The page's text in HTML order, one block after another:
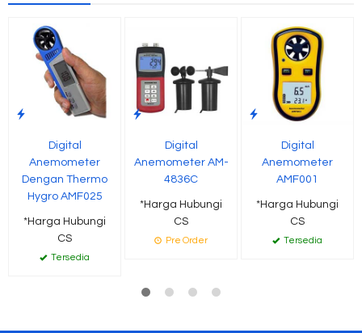
Digital
Anemometer
Dengan Thermo
Hygro AMF025
*Harga Hubungi
CS
Tersedia
Digital
Anemometer AM-
4836C
*Harga Hubungi
CS
Pre Order
Digital
Anemometer
AMF001
*Harga Hubungi
CS
Tersedia